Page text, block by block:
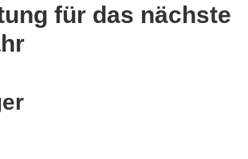
für das nächste